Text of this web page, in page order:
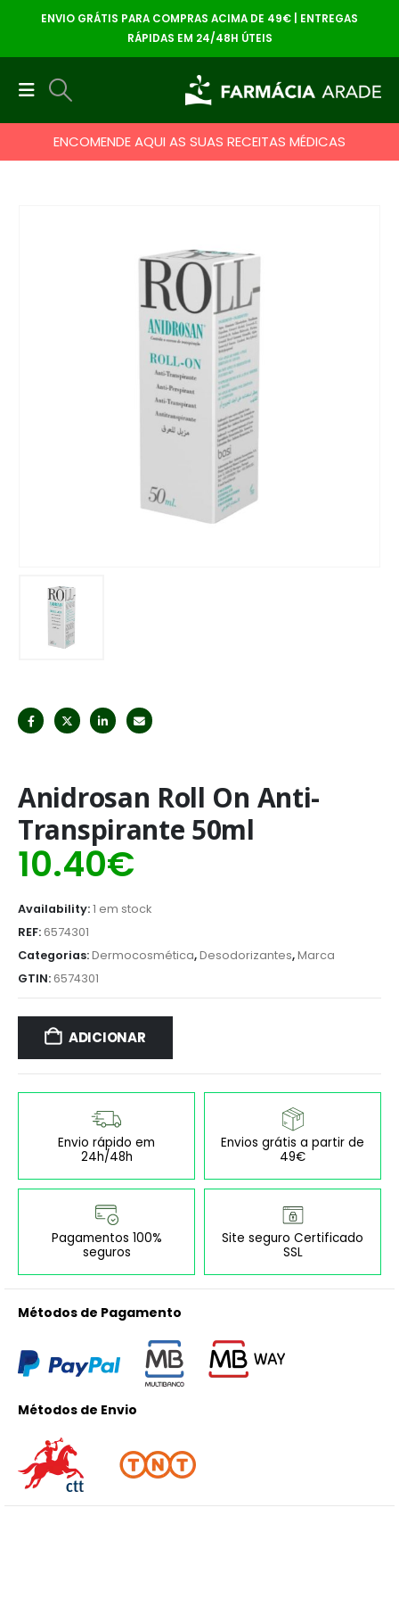
ENVIO GRÁTIS PARA COMPRAS ACIMA DE 49€ | ENTREGAS
RÁPIDAS EM 24/48H ÚTEIS
ENCOMENDE AQUI AS SUAS RECEITAS MÉDICAS
Anidrosan Roll On Anti-
Transpirante 50ml
10.40€
Availability:1 em stock
REF:6574301
Categorias:Dermocosmética,Desodorizantes,Marca
GTIN:6574301
ADICIONAR
Envio rápido em
24h/48h
Envios grátis a partir de
49€
Pagamentos 100%
seguros
Site seguro Certificado
SSL
Métodos de Pagamento
Métodos de Envio